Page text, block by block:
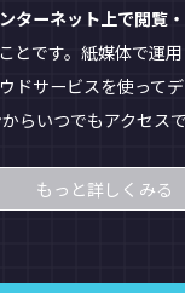
ターネット上で閲覧
とです。紙媒体で運
ドサービスを使ってデ
らいつでもアクセス
もっと詳しくみる